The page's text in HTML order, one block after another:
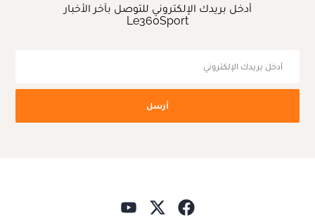
أدخل بريدك الإلكتروني للتوصل بآخر الأخبار
Le360Sport
أرسل